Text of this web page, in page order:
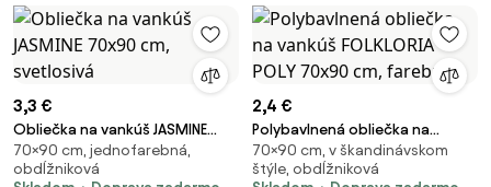
3,3 €
Obliečka na vankúš JASMINE
70x90 cm, svetlosivá
70×90 cm, jednofarebná,
obdĺžniková
2,4 €
Polybavlnená obliečka na
vankúš FOLKLORIA POLY 70x90
cm, farebný
70×90 cm, v škandinávskom
štýle, obdĺžniková